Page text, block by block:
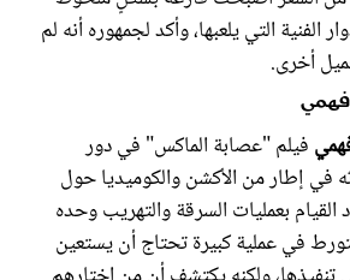
الفنية التي يلعبها، وأكد لجمهوره أنه لم
أخرى.
فيلم "عصابة الماكس" في دور
في إطار من الأكشن والكوميديا حول
القيام بعمليات السرقة والتهريب وحده
في عملية كبيرة تحتاج أن يستعين